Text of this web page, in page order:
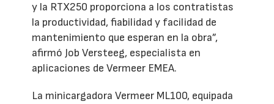
y la RTX250 proporciona a los contratistas
la productividad, fiabilidad y facilidad de
mantenimiento que esperan en la obra”,
afirmó Job Versteeg, especialista en
aplicaciones de Vermeer EMEA.
La minicargadora Vermeer ML100, equipada